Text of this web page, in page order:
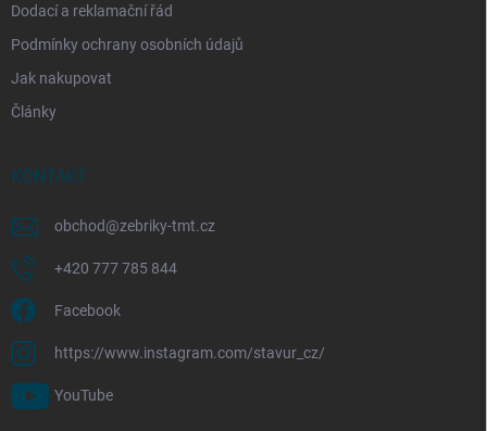
Dodací a reklamační řád
Podmínky ochrany osobních údajů
Jak nakupovat
Články
KONTAKT
obchod@zebriky-tmt.cz
+420 777 785 844
Facebook
https://www.instagram.com/stavur_cz/
YouTube